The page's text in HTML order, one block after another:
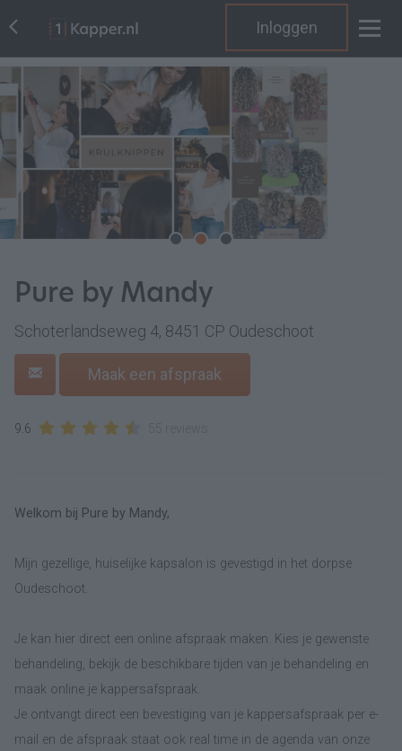
Inloggen
Pure by Mandy
Schoterlandseweg 4, 8451 CP Oudeschoot
Maak een afspraak
9.6
Welkom bij Pure by Mandy,
Mijn gezellige, huiselijke kapsalon is gevestigd in het dorpse
Oudeschoot.
Je kan hier direct een online afspraak maken. Kies je gewenste
behandeling, bekijk de beschikbare tijden van je behandeling en
maak online je kappersafspraak.
Je ontvangt direct een bevestiging van je kappersafspraak per e-
mail en de afspraak staat ook real time in de agenda van onze